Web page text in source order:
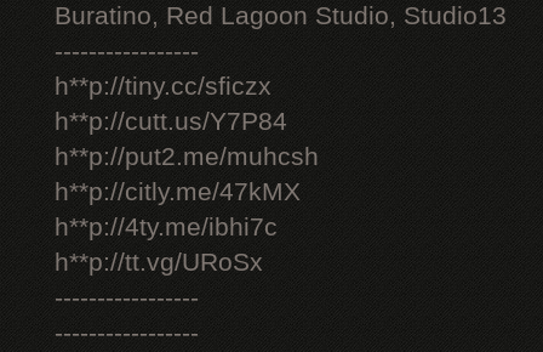
Buratino, Red Lagoon Studio, Studio13
-----------------
h**p://tiny.cc/sficzx
h**p://cutt.us/Y7P84
h**p://put2.me/muhcsh
h**p://citly.me/47kMX
h**p://4ty.me/ibhi7c
h**p://tt.vg/URoSx
-----------------
-----------------